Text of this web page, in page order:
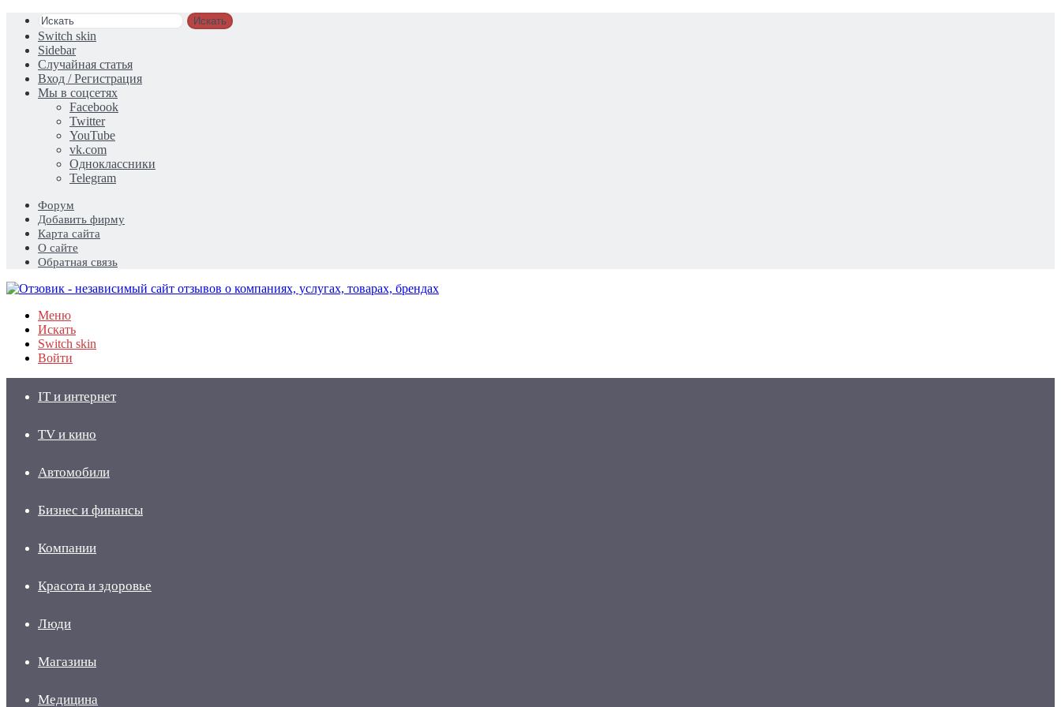
Искать
Switch skin
Sidebar
Случайная статья
Вход / Регистрация
Мы в соцсетях
Facebook
Twitter
YouTube
vk.com
Одноклассники
Telegram
Форум
Добавить фирму
Карта сайта
О сайте
Обратная связь
Меню
Искать
Switch skin
Войти
IT и интернет
TV и кино
Автомобили
Бизнес и финансы
Компании
Красота и здоровье
Люди
Магазины
Медицина